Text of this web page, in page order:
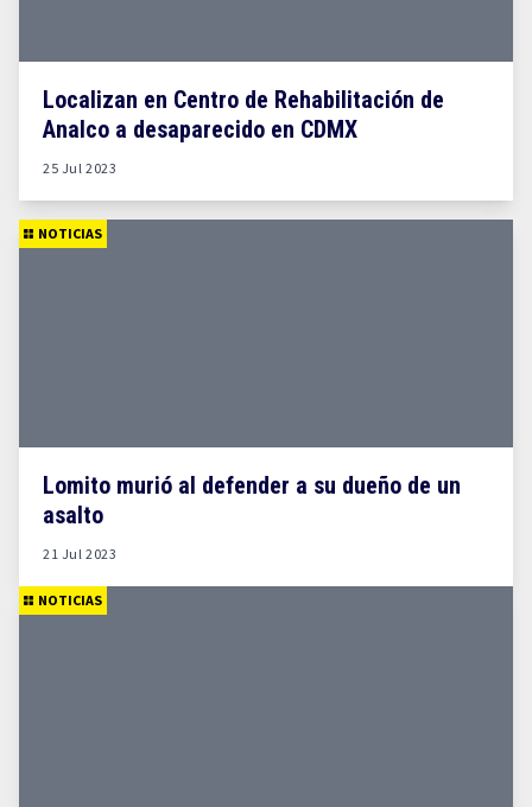
Localizan en Centro de Rehabilitación de
Analco a desaparecido en CDMX
25 Jul 2023
NOTICIAS
Lomito murió al defender a su dueño de un
asalto
21 Jul 2023
NOTICIAS